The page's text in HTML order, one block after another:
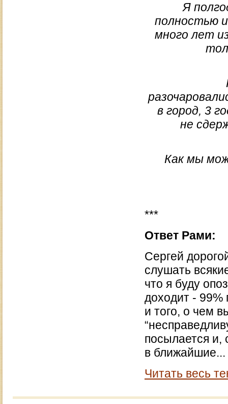
Я
полностью
много лет
в город, 3
не
Как мы
***
Ответ Рами:
Сергей
слушать
что я буду
доходит - 99%
и того, о чем
посылается и,
в ближайшие...
Читать весь